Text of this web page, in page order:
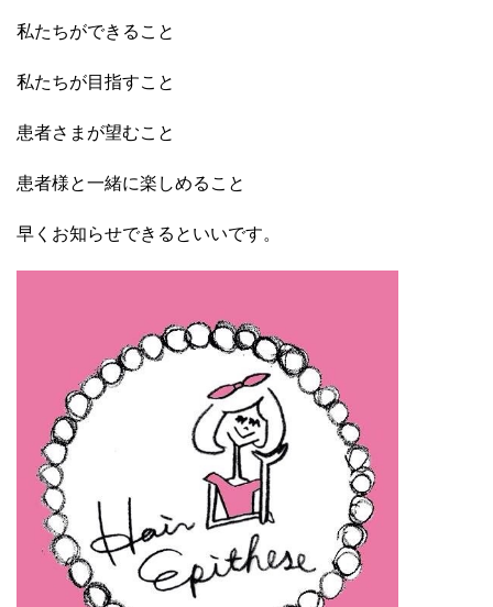
私たちができること
私たちが目指すこと
患者さまが望むこと
患者様と一緒に楽しめること
早くお知らせできるといいです。